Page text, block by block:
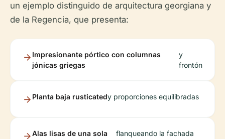
un ejemplo distinguido de arquitectura georgiana y
de la Regencia, que presenta:
Impresionante pórtico con columnas
jónicas griegas
y
frontón
Planta baja rusticatedy proporciones equilibradas
Alas lisas de una sola
flanqueando la fachada